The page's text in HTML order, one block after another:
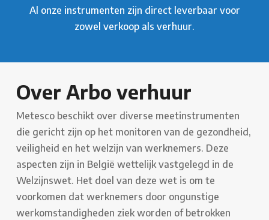
Al onze instrumenten zijn direct leverbaar voor
zowel verkoop als verhuur.
Over Arbo verhuur
Metesco beschikt over diverse meetinstrumenten
die gericht zijn op het monitoren van de gezondheid,
veiligheid en het welzijn van werknemers. Deze
aspecten zijn in België wettelijk vastgelegd in de
Welzijnswet. Het doel van deze wet is om te
voorkomen dat werknemers door ongunstige
werkomstandigheden ziek worden of betrokken